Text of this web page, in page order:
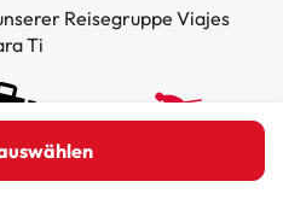
Reisegruppe Viajes
Ti